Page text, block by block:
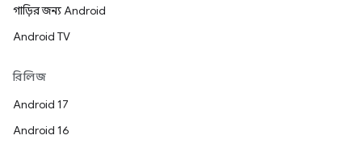
গাড়ির জন্য Android
Android TV
রিলিজ
Android 17
Android 16